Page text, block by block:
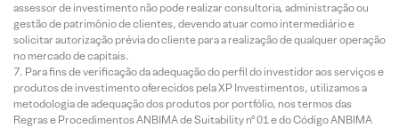
assessor de investimento não pode realizar consultoria, administração ou
gestão de patrimônio de clientes, devendo atuar como intermediário e
solicitar autorização prévia do cliente para a realização de qualquer operação
no mercado de capitais.
Para fins de verificação da adequação do perfil do investidor aos serviços e
produtos de investimento oferecidos pela XP Investimentos, utilizamos a
metodologia de adequação dos produtos por portfólio, nos termos das
Regras e Procedimentos ANBIMA de Suitability nº 01 e do Código ANBIMA